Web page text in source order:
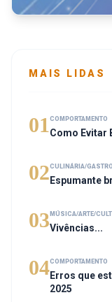
MAIS LIDAS
01 COMPORTAMENTO
Como Evitar
02CULINÁRIA/
Espumante
03 MÚSICA/ARTE/
Vivências...
04COMPORTAMENTO
Erros que
2025